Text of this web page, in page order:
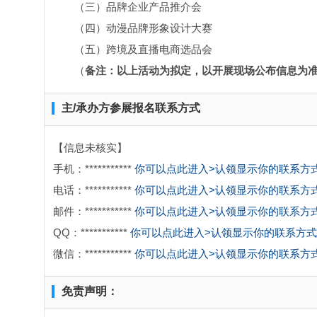
（三）品牌企业产品推介会
（四）动漫品牌形象设计大赛
（五）跨境及直播电商选品会
（备注：以上活动为拟定，以开展现场公布信息为
主/承办方参展报名联系方式
【信息未核实】
手机：*********** 你可以点此进入>认领显示你的联系方
电话：*********** 你可以点此进入>认领显示你的联系方
邮件：*********** 你可以点此进入>认领显示你的联系方
QQ：*********** 你可以点此进入>认领显示你的联系方式
微信：*********** 你可以点此进入>认领显示你的联系方
免责声明：